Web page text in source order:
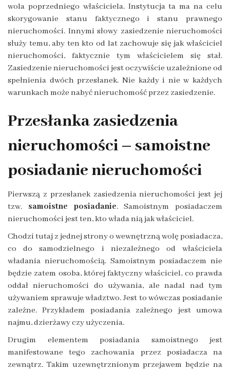
wola poprzedniego właściciela. Instytucja ta ma na celu
skorygowanie stanu faktycznego i stanu prawnego
nieruchomości. Innymi słowy zasiedzenie nieruchomości
służy temu, aby ten kto od lat zachowuje się jak właściciel
nieruchomości, faktycznie tym właścicielem się stał.
Zasiedzenie nieruchomości jest oczywiście uzależnione od
spełnienia dwóch przesłanek. Nie każdy i nie w każdych
warunkach może nabyć nieruchomość przez zasiedzenie.
Przesłanka zasiedzenia
nieruchomości – samoistne
posiadanie nieruchomości
Pierwszą z przesłanek zasiedzenia nieruchomości jest jej
tzw. samoistne posiadanie. Samoistnym posiadaczem
nieruchomości jest ten, kto włada nią jak właściciel.
Chodzi tutaj z jednej strony o wewnętrzną wolę posiadacza,
co do samodzielnego i niezależnego od właściciela
władania nieruchomością. Samoistnym posiadaczem nie
będzie zatem osoba, której faktyczny właściciel, co prawda
oddał nieruchomości do używania, ale nadal nad tym
używaniem sprawuje władztwo. Jest to wówczas posiadanie
zależne. Przykładem posiadania zależnego jest umowa
najmu, dzierżawy czy użyczenia.
Drugim elementem posiadania samoistnego jest
manifestowane tego zachowania przez posiadacza na
zewnątrz. Takim uzewnętrznionym przejawem będzie na